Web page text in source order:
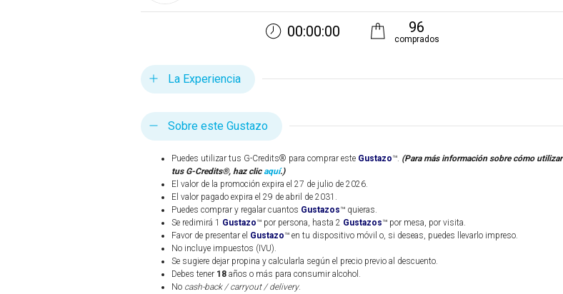
00:00:00 96
comprados
La Experiencia
Sobre este Gustazo
Puedes utilizar tus G-Credits® para comprar este Gustazo™. (Para más información sobre cómo utilizar
tus G-Credits®, haz clicaquí.)
El valor de la promoción expira el 27 de julio de 2026.
El valor pagado expira el 29 de abril de 2031.
Puedes comprar y regalar cuantos Gustazos™ quieras.
Se redimirá 1 Gustazo™ por persona, hasta 2 Gustazos™ por mesa, por visita.
Favor de presentar el Gustazo™ en tu dispositivo móvil o, si deseas, puedes llevarlo impreso.
No incluye impuestos (IVU).
Se sugiere dejar propina y calcularla según el precio previo al descuento.
Debes tener 18 años o más para consumir alcohol.
No cash-back / carryout / delivery.